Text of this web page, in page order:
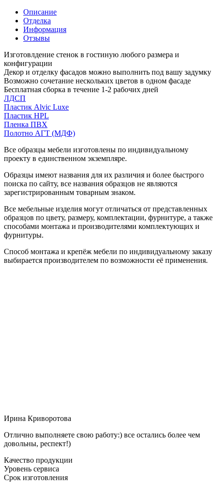
Описание
Отделка
Информация
Отзывы
Изготовлдение стенок в гостиную любого размера и
конфигурации
Декор и отделку фасадов можно выполнить под вашу задумку
Возможно сочетание нескольких цветов в одном фасаде
Бесплатная сборка в течение 1-2 рабочих дней
ЛДСП
Пластик Alvic Luxe
Пластик HPL
Пленка ПВХ
Полотно АГТ (МДФ)
Все образцы мебели изготовлены по индивидуальному
проекту в единственном экземпляре.
Образцы имеют названия для их различия и более быстрого
поиска по сайту, все названия образцов не являются
зарегистрированным товарным знаком.
Все мебельные изделия могут отличаться от представленных
образцов по цвету, размеру, комплектации, фурнитуре, а также
способами монтажа и производителями комплектующих и
фурнитуры.
Способ монтажа и крепёж мебели по индивидуальному заказу
выбирается производителем по возможности её применения.
Ирина Криворотова
Отлично выполняете свою работу:) все остались более чем
довольны, респект!)
Качество продукции
Уровень сервиса
Срок изготовления